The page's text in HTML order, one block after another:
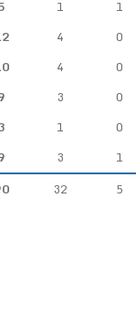
1
1
4
0
4
0
3
0
1
0
3
1
32 5